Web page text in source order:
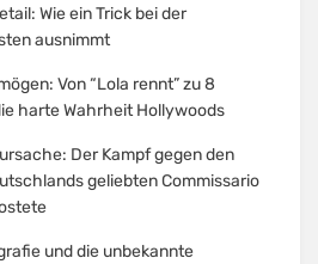
Wie ein Trick bei der
ausnimmt
Von “Lola rennt” zu 8
harte Wahrheit Hollywoods
Der Kampf gegen den
geliebten Commissario
und die unbekannte